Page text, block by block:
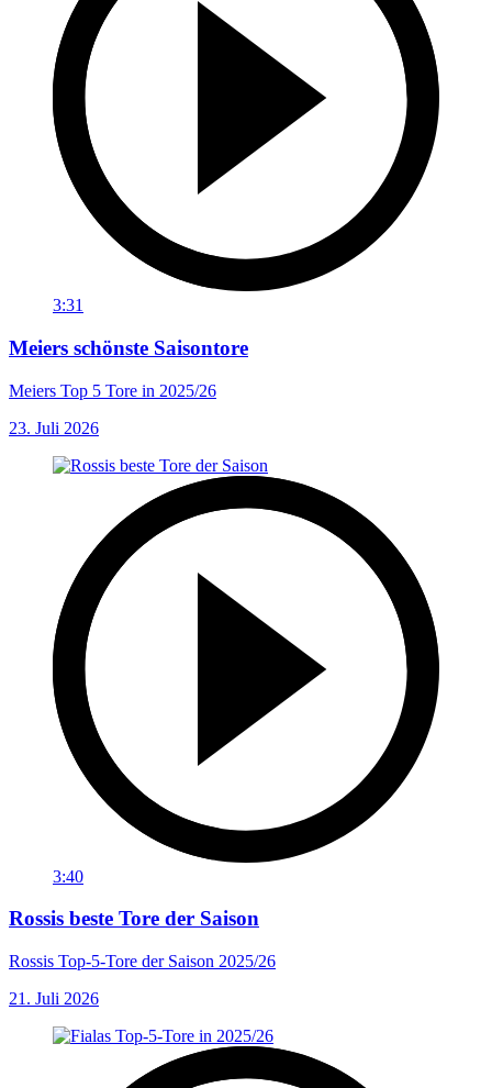
3:31
Meiers schönste Saisontore
Meiers Top 5 Tore in 2025/26
23. Juli 2026
3:40
Rossis beste Tore der Saison
Rossis Top-5-Tore der Saison 2025/26
21. Juli 2026